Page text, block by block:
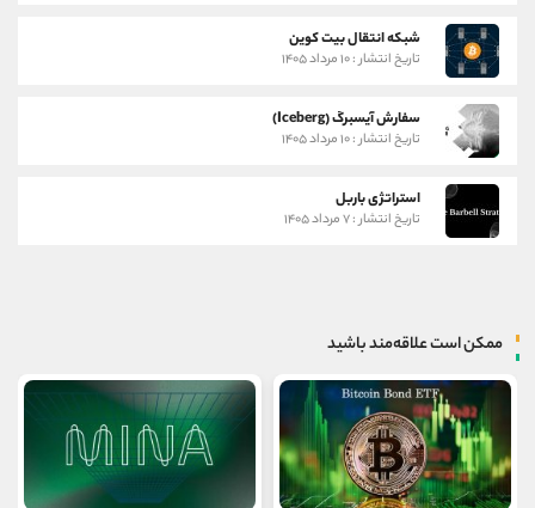
شبکه انتقال بیت کوین
تاریخ انتشار : ۱۰ مرداد ۱۴۰۵
سفارش آیسبرگ (Iceberg)
تاریخ انتشار : ۱۰ مرداد ۱۴۰۵
استراتژی باربل
تاریخ انتشار : ۷ مرداد ۱۴۰۵
ممکن است علاقه‌مند باشید